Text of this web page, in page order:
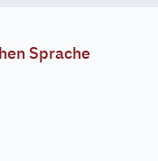
Sprache